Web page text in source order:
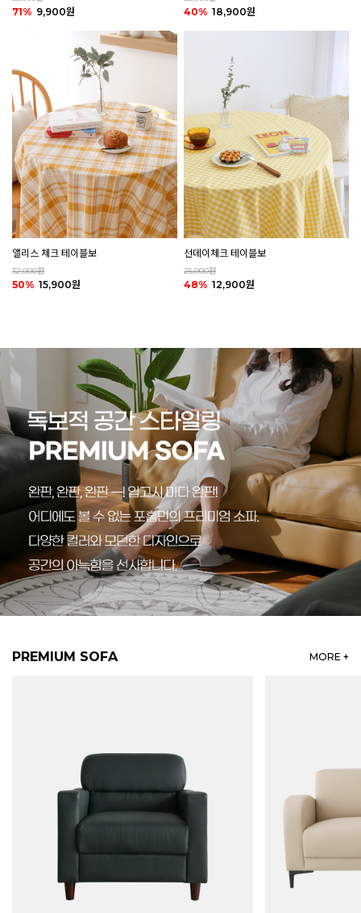
71% 9,900원 40% 18,900원
앨리스 체크 테이블보
32,000원
50% 15,900원
선데이체크 테이블보
25,000원
48% 12,900원
PREMIUM SOFA MORE +